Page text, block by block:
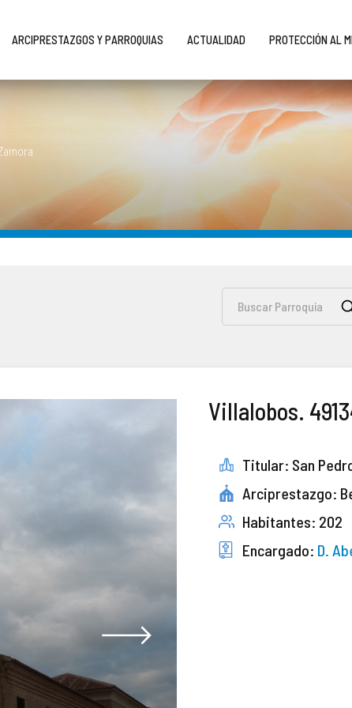
ARCIPRESTAZGOS Y PARROQUIAS ACTUALIDAD PROTECCIÓN AL
Villalobos.
Titular: San
Arciprestazgo:
Habitantes: 202
Encargado: D.